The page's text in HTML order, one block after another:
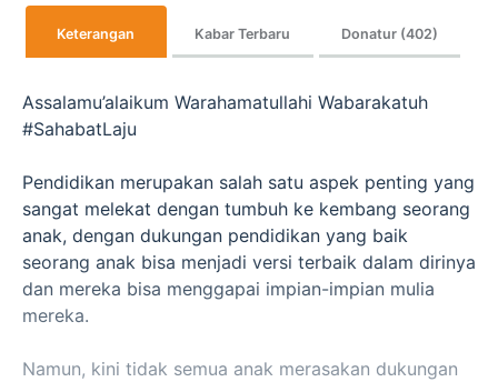
Keterangan Kabar Terbaru Donatur (402)
Assalamu’alaikum Warahamatullahi Wabarakatuh
#SahabatLaju
Pendidikan merupakan salah satu aspek penting yang
sangat melekat dengan tumbuh ke kembang seorang
anak, dengan dukungan pendidikan yang baik
seorang anak bisa menjadi versi terbaik dalam dirinya
dan mereka bisa menggapai impian-impian mulia
mereka.
Namun, kini tidak semua anak merasakan dukungan